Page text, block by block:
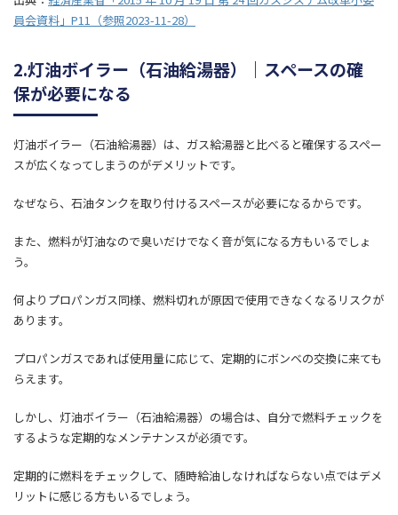
員会資料」P11（参照2023-11-28）
2.灯油ボイラー（石油給湯器）｜スペースの確
保が必要になる
灯油ボイラー（石油給湯器）は、ガス給湯器と比べると確保するスペー
スが広くなってしまうのがデメリットです。
なぜなら、石油タンクを取り付けるスペースが必要になるからです。
また、燃料が灯油なので臭いだけでなく音が気になる方もいるでしょ
う。
何よりプロパンガス同様、燃料切れが原因で使用できなくなるリスクが
あります。
プロパンガスであれば使用量に応じて、定期的にボンベの交換に来ても
らえます。
しかし、灯油ボイラー（石油給湯器）の場合は、自分で燃料チェックを
するような定期的なメンテナンスが必須です。
定期的に燃料をチェックして、随時給油しなければならない点ではデメ
リットに感じる方もいるでしょう。